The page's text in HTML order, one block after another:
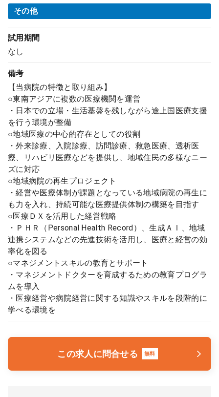
その他
試用期間
なし
備考
【当病院の特徴と取り組み】
○東南アジアに複数の医療機関を運営
・日本での立場・生活基盤を残しながら途上国医療支援
を行う環境が整備
○地域医療の中心的存在としての役割
・外来診療、入院診療、訪問診療、救急医療、透析医
療、リハビリ医療などを提供し、地域住民の多様なニー
ズに対応
○地域病院の再生プロジェクト
・経営や医療体制が課題となっている地域病院の再生に
も力を入れ、持続可能な医療提供体制の構築を目指す
○医療ＤＸを活用した経営戦略
・ＰＨＲ（Personal Health Record）、生成ＡＩ、地域
連携システムなどの先進技術を活用し、医療と経営の効
率化を図る
○マネジメントスキルの教育とサポート
・マネジメントドクターを育成するための教育プログラ
ムを導入
・医療経営や病院経営に関する知識やスキルを段階的に
学べる環境を
この求人に問合せる 無料